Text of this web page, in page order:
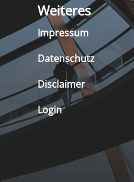
Weiteres
Impressum
Datenschutz
Disclaimer
Login